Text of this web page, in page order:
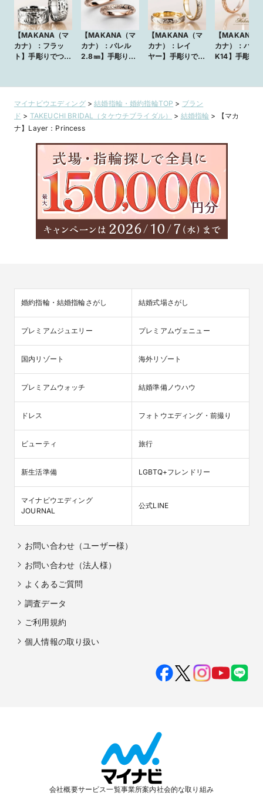
【MAKANA（マ
カナ）：フラッ
ト】手彫りでつく
の結婚指輪
【MAKANA（マ
カナ）：バレル
2.8㎜】手彫りで
リーの結婚指輪
【MAKANA（マ
カナ）：レイ
ヤー】手彫りでつ
リーの結婚指輪
【MAKANA
カナ）：バレ
K14】手彫り
リーの結婚指
マイナビウエディング>結婚指輪・婚約指輪TOP > ブラン
ド > TAKEUCHI BRIDAL（タケウチブライダル） > 結婚指輪 >
【マカ
ナ】Layer：Princess
婚約指輪・結婚指輪さがし 結婚式場さがし
プレミアムジュエリー プレミアムヴェニュー
国内リゾート 海外リゾート
プレミアムウォッチ 結婚準備ノウハウ
ドレス フォトウエディング・前撮り
ビューティ 旅行
新生活準備 LGBTQ+フレンドリー
マイナビウエディング
JOURNAL
公式LINE
お問い合わせ（ユーザー様）
お問い合わせ（法人様）
よくあるご質問
調査データ
ご利用規約
個人情報の取り扱い
会社概要サービス一覧事業所案内社会的な取り組み